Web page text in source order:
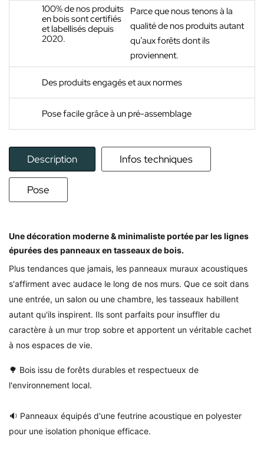
100% de nos produits
en bois sont certifiés
et labellisés depuis
2020.
Parce que nous tenons à la
qualité de nos produits autant
qu’aux forêts dont ils
proviennent.
Des produits engagés et aux normes
Pose facile grâce à un pré-assemblage
Description Infos techniques
Pose
Une décoration moderne & minimaliste portée par les lignes
épurées des panneaux en tasseaux de bois.
Plus tendances que jamais, les panneaux muraux acoustiques
s'affirment avec audace le long de nos murs. Que ce soit dans
une entrée, un salon ou une chambre, les tasseaux habillent
autant qu'ils inspirent. Ils sont parfaits pour insuffler du
caractère à un mur trop sobre et apportent un véritable cachet
à nos espaces de vie.
🌳 Bois issu de forêts durables et respectueux de
l'environnement local.
🔉 Panneaux équipés d'une feutrine acoustique en polyester
pour une isolation phonique efficace.